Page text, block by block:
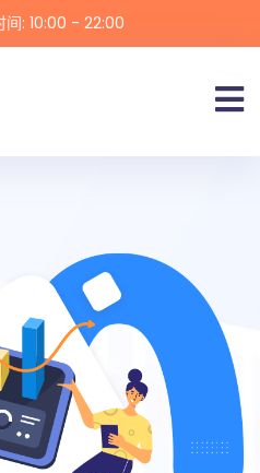
间: 10:00 - 22:00